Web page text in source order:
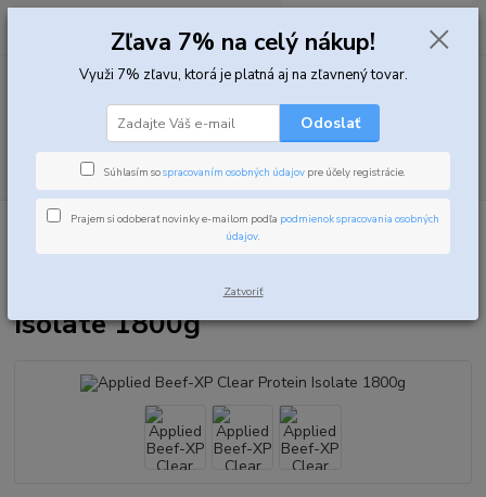
Hľadať
0,00 EUR
Proteíny Hovädzie proteíny
Applied Beef-XP Clear Protein Isolate
Applied Beef-XP Clear Protein
Isolate 1800g
Zľava 7% na celý nákup!
Využi 7% zľavu, ktorá je platná aj na zľavnený tovar.
Odoslať
Súhlasím sospracovaním osobných údajov pre účely registrácie.
Prajem si odoberať novinky e-mailom podľa podmienok spracovania osobných
údajov.
Zatvoriť